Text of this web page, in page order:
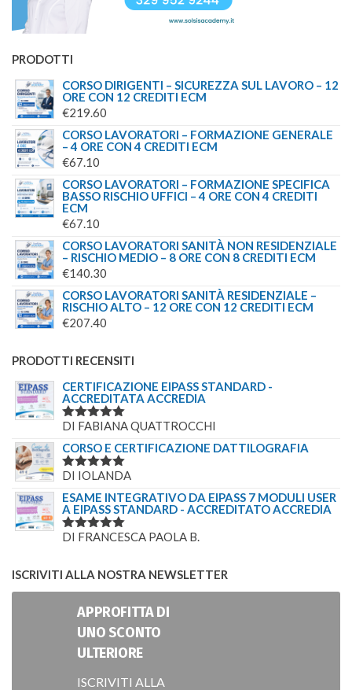
PRODOTTI
CORSO DIRIGENTI – SICUREZZA SUL LAVORO – 12
ORE CON 12 CREDITI ECM
€219.60
CORSO LAVORATORI – FORMAZIONE GENERALE
– 4 ORE CON 4 CREDITI ECM
€67.10
CORSO LAVORATORI – FORMAZIONE SPECIFICA
BASSO RISCHIO UFFICI – 4 ORE CON 4 CREDITI
ECM
€67.10
CORSO LAVORATORI SANITÀ NON RESIDENZIALE
– RISCHIO MEDIO – 8 ORE CON 8 CREDITI ECM
€140.30
CORSO LAVORATORI SANITÀ RESIDENZIALE –
RISCHIO ALTO – 12 ORE CON 12 CREDITI ECM
€207.40
PRODOTTI RECENSITI
CERTIFICAZIONE EIPASS STANDARD -
ACCREDITATA ACCREDIA
VALUTATO
DI FABIANA QUATTROCCHI
CORSO E CERTIFICAZIONE DATTILOGRAFIA
VALUTATO
DI IOLANDA
ESAME INTEGRATIVO DA EIPASS 7 MODULI USER
A EIPASS STANDARD - ACCREDITATO ACCREDIA
VALUTATO
DI FRANCESCA PAOLA B.
ISCRIVITI ALLA NOSTRA NEWSLETTER
APPROFITTA DI
UNO SCONTO
ULTERIORE
ISCRIVITI ALLA